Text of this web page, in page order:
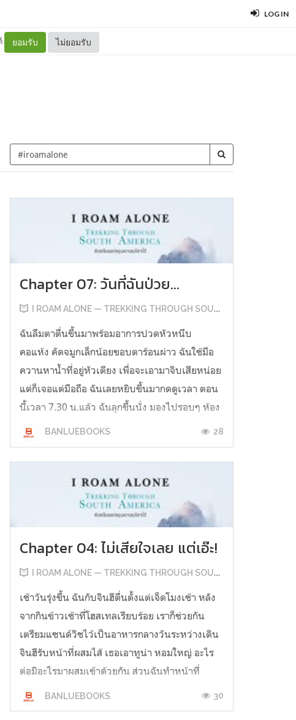
LOG IN
ยอมรับ ไม่ยอมรับ
Chapter 07: วันที่ฉันป่วย...
I ROAM ALONE — TREKKING THROUGH SOUTH AMERICA
ฉันลืมตาตื่นขึ้นมาพร้อมอาการปวดหัวหนึบ
คอแห้ง คัดจมูกเล็กน้อยขอบตาร้อนผ่าว ฉันใช้มือ
ควานหาน้ำที่อยู่หัวเตียง เพื่อจะเอามาจิบเสียหน่อย
แต่ก็เจอแต่มือถือ ฉันเลยหยิบขึ้นมากดดูเวลา ตอน
นี้เวลา 7.30 น.แล้ว ฉันลุกขึ้นนั่ง มองไปรอบๆ ห้อง
มืดมีเพียงแสงสลัวๆ ผ่านม่านหน้าต่างสีเข้มเข้ามา
คนอื่นในห้องอีกสามคนยัง...
BANLUEBOOKS 28
Chapter 04: ไม่เสียใจเลย แต่เอ๊ะ!
I ROAM ALONE — TREKKING THROUGH SOUTH AMERICA
เช้าวันรุ่งขึ้น ฉันกับจินฮีตื่นตั้งแต่เจ็ดโมงเช้า หลัง
จากกินข้าวเช้าที่โฮสเทลเรียบร้อย เราก็ช่วยกัน
เตรียมแซนด์วิชไว้เป็นอาหารกลางวันระหว่างเดิน
จินฮีรับหน้าที่ผสมไส้ เธอเอาทูน่า หอมใหญ่ อะไร
ต่อมิอะไรมาผสมเข้าด้วยกัน ส่วนฉันทำหน้าที่
สำคัญและยากที่สุด “ไม่ต้องมาช่วยหั่น เดี๋ยวเลอะ
นี่ๆ เธอเอาขนมปังไปหั...
BANLUEBOOKS 30